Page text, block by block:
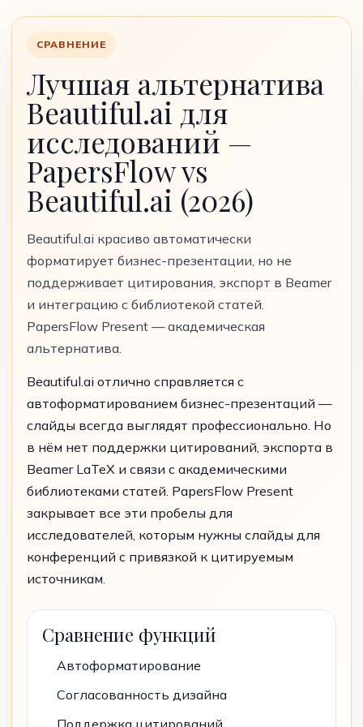
СРАВНЕНИЕ
Лучшая альтернатива
Beautiful.ai для
исследований —
PapersFlow vs
Beautiful.ai (2026)
Beautiful.ai красиво автоматически
форматирует бизнес-презентации, но не
поддерживает цитирования, экспорт в Beamer
и интеграцию с библиотекой статей.
PapersFlow Present — академическая
альтернатива.
Beautiful.ai отлично справляется с
автоформатированием бизнес-презентаций —
слайды всегда выглядят профессионально. Но
в нём нет поддержки цитирований, экспорта в
Beamer LaTeX и связи с академическими
библиотеками статей. PapersFlow Present
закрывает все эти пробелы для
исследователей, которым нужны слайды для
конференций с привязкой к цитируемым
источникам.
Сравнение функций
Автоформатирование
Согласованность дизайна
Поддержка цитирований